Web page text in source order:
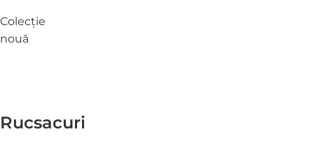
Colecție
nouă
Rucsacuri